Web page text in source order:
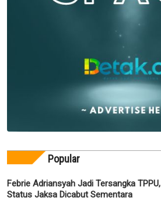
Popular
Febrie Adriansyah Jadi Tersangka TPPU,
Status Jaksa Dicabut Sementara